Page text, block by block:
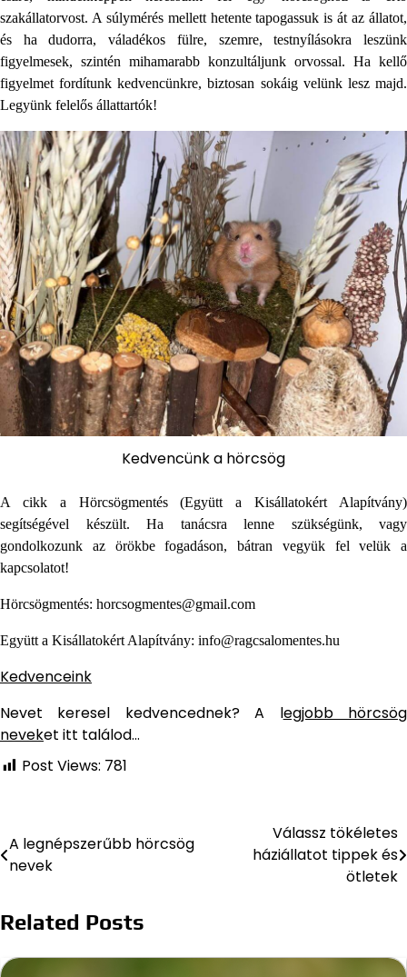
szakállatorvost. A súlymérés mellett hetente tapogassuk is át az állatot,
és ha dudorra, váladékos fülre, szemre, testnyílásokra leszünk
figyelmesek, szintén mihamarabb konzultáljunk orvossal. Ha kellő
figyelmet fordítunk kedvencünkre, biztosan sokáig velünk lesz majd.
Legyünk felelős állattartók!
Kedvencünk a hörcsög
A cikk a Hörcsögmentés (Együtt a Kisállatokért Alapítvány)
segítségével készült. Ha tanácsra lenne szükségünk, vagy
gondolkozunk az örökbe fogadáson, bátran vegyük fel velük a
kapcsolatot!
Hörcsögmentés: horcsogmentes@gmail.com
Együtt a Kisállatokért Alapítvány: info@ragcsalomentes.hu
Kedvenceink
Nevet keresel kedvencednek? A legjobb hörcsög
neveket itt találod…
Post Views: 781
Bejegyzés
navigáció
A legnépszerűbb hörcsög
nevek
Válassz tökéletes
háziállatot tippek és
ötletek
Related Posts